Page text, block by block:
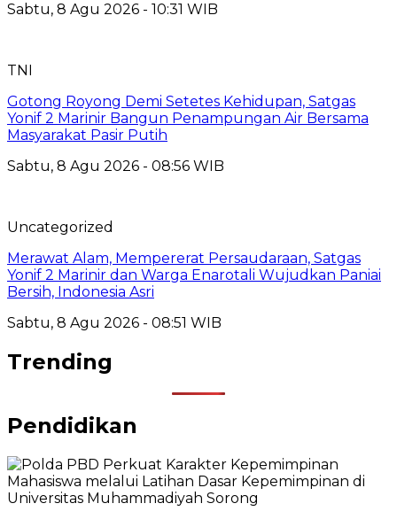
Sabtu, 8 Agu 2026 - 10:31 WIB
TNI
Gotong Royong Demi Setetes Kehidupan, Satgas
Yonif 2 Marinir Bangun Penampungan Air Bersama
Masyarakat Pasir Putih
Sabtu, 8 Agu 2026 - 08:56 WIB
Uncategorized
Merawat Alam, Mempererat Persaudaraan, Satgas
Yonif 2 Marinir dan Warga Enarotali Wujudkan Paniai
Bersih, Indonesia Asri
Sabtu, 8 Agu 2026 - 08:51 WIB
Trending
Pendidikan